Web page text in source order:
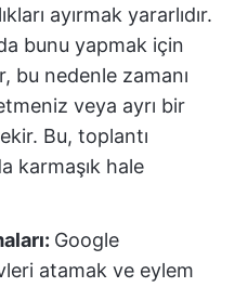
ayırmak yararlıdır.
bunu yapmak için
bu nedenle zamanı
veya ayrı bir
Bu, toplantı
karmaşık hale
Google
atamak ve eylem